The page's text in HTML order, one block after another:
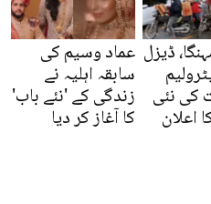
ڈیزل
کی نئی
اعلان
عماد وسیم کی
سابقہ اہلیہ نے
زندگی کے 'نئے باب'
کا آغاز کر دیا